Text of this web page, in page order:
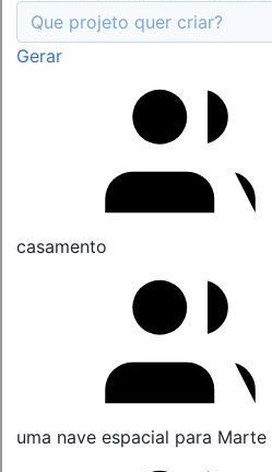
Gerar
casamento
uma nave espacial para Marte